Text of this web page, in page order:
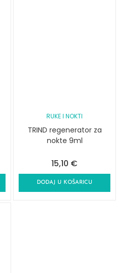
RUKE I NOKTI
TRIND regenerator za
nokte 9ml
15,10 €
DODAJ U KOŠARICU